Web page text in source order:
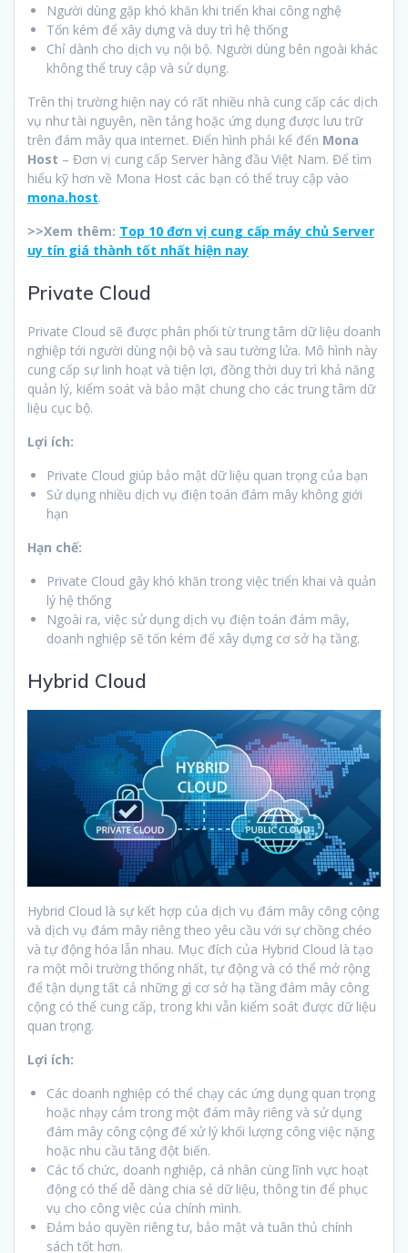
Người dùng gặp khó khăn khi triển khai công nghệ
Tốn kém để xây dựng và duy trì hệ thống
Chỉ dành cho dịch vụ nội bộ. Người dùng bên ngoài khác
không thể truy cập và sử dụng.
Trên thị trường hiện nay có rất nhiều nhà cung cấp các dịch
vụ như tài nguyên, nền tảng hoặc ứng dụng được lưu trữ
trên đám mây qua internet. Điển hình phải kể đến Mona
Host – Đơn vị cung cấp Server hàng đầu Việt Nam. Để tìm
hiểu kỹ hơn về Mona Host các bạn có thể truy cập vào
mona.host.
>>Xem thêm: Top 10 đơn vị cung cấp máy chủ Server
uy tín giá thành tốt nhất hiện nay
Private Cloud
Private Cloud sẽ được phân phối từ trung tâm dữ liệu doanh
nghiệp tới người dùng nội bộ và sau tường lửa. Mô hình này
cung cấp sự linh hoạt và tiện lợi, đồng thời duy trì khả năng
quản lý, kiểm soát và bảo mật chung cho các trung tâm dữ
liệu cục bộ.
Lợi ích:
Private Cloud giúp bảo mật dữ liệu quan trọng của bạn
Sử dụng nhiều dịch vụ điện toán đám mây không giới
hạn
Hạn chế:
Private Cloud gây khó khăn trong việc triển khai và quản
lý hệ thống
Ngoài ra, việc sử dụng dịch vụ điện toán đám mây,
doanh nghiệp sẽ tốn kém để xây dựng cơ sở hạ tầng.
Hybrid Cloud
Hybrid Cloud là sự kết hợp của dịch vụ đám mây công cộng
và dịch vụ đám mây riêng theo yêu cầu với sự chồng chéo
và tự động hóa lẫn nhau. Mục đích của Hybrid Cloud là tạo
ra một môi trường thống nhất, tự động và có thể mở rộng
để tận dụng tất cả những gì cơ sở hạ tầng đám mây công
cộng có thể cung cấp, trong khi vẫn kiểm soát được dữ liệu
quan trọng.
Lợi ích:
Các doanh nghiệp có thể chạy các ứng dụng quan trọng
hoặc nhạy cảm trong một đám mây riêng và sử dụng
đám mây công cộng để xử lý khối lượng công việc nặng
hoặc nhu cầu tăng đột biến.
Các tổ chức, doanh nghiệp, cá nhân cùng lĩnh vực hoạt
động có thể dễ dàng chia sẻ dữ liệu, thông tin để phục
vụ cho công việc của chính mình.
Đảm bảo quyền riêng tư, bảo mật và tuân thủ chính
sách tốt hơn.